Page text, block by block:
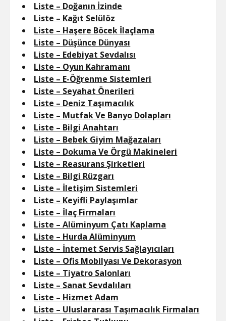
Liste – Doğanın İzinde
Liste – Kağıt Selülöz
Liste – Haşere Böcek İlaçlama
Liste – Düşünce Dünyası
Liste – Edebiyat Sevdalısı
Liste – Oyun Kahramanı
Liste – E-Öğrenme Sistemleri
Liste – Seyahat Önerileri
Liste – Deniz Taşımacılık
Liste – Mutfak Ve Banyo Dolapları
Liste – Bilgi Anahtarı
Liste – Bebek Giyim Mağazaları
Liste – Dokuma Ve Örgü Makineleri
Liste – Reasurans Şirketleri
Liste – Bilgi Rüzgarı
Liste – İletişim Sistemleri
Liste – Keyifli Paylaşımlar
Liste – İlaç Firmaları
Liste – Alüminyum Çatı Kaplama
Liste – Hurda Alüminyum
Liste – İnternet Servis Sağlayıcıları
Liste – Ofis Mobilyası Ve Dekorasyon
Liste – Tiyatro Salonları
Liste – Sanat Sevdalıları
Liste – Hizmet Adam
Liste – Uluslararası Taşımacılık Firmaları